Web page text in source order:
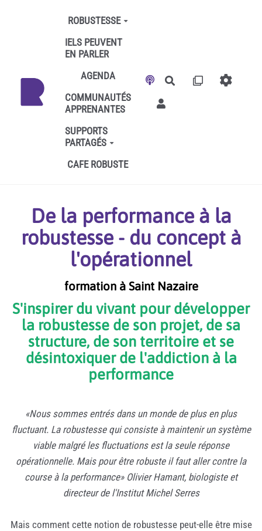
Aller au contenu principal
ROBUSTESSE
IELS PEUVENT
EN PARLER
AGENDA
COMMUNAUTÉS
APPRENANTES
SUPPORTS
PARTAGÉS
CAFE ROBUSTE
Rechercher
De la performance à la
robustesse - du concept à
l'opérationnel
formation à Saint Nazaire
S'inspirer du vivant pour développer
la robustesse de son projet, de sa
structure, de son territoire et se
désintoxiquer de l'addiction à la
performance
«Nous sommes entrés dans un monde de plus en plus
fluctuant. La robustesse qui consiste à maintenir un système
viable malgré les fluctuations est la seule réponse
opérationnelle. Mais pour être robuste il faut aller contre la
course à la performance» Olivier Hamant, biologiste et
directeur de l'Institut Michel Serres
Mais comment cette notion de robustesse peut-elle être mise